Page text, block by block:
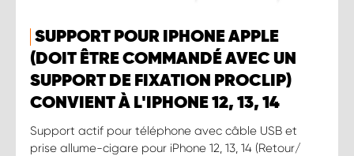
SUPPORT POUR IPHONE APPLE
(DOIT ÊTRE COMMANDÉ AVEC UN
SUPPORT DE FIXATION PROCLIP)
CONVIENT À L'IPHONE 12, 13, 14
Support actif pour téléphone avec câble USB et
prise allume-cigare pour iPhone 12, 13, 14 (Retour/